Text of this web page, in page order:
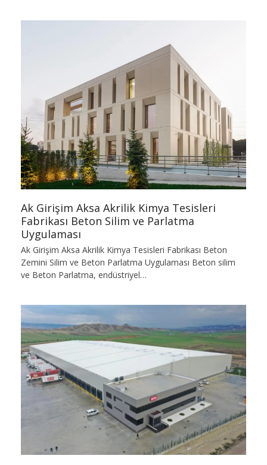
Ak Girişim Aksa Akrilik Kimya Tesisleri
Fabrikası Beton Silim ve Parlatma
Uygulaması
Ak Girişim Aksa Akrilik Kimya Tesisleri Fabrikası Beton
Zemini Silim ve Beton Parlatma Uygulaması Beton silim
ve Beton Parlatma, endüstriyel…